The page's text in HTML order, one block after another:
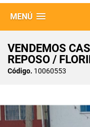
MENÚ
VENDEMOS
REPOSO /
Código. 10060553